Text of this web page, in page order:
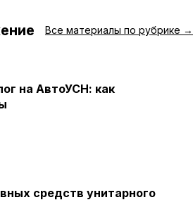
Все материалы по рубрике →
на АвтоУСН: как
средств унитарного